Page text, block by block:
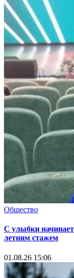
Общество
С улыбки
летним стажем
01.08.26 15:06